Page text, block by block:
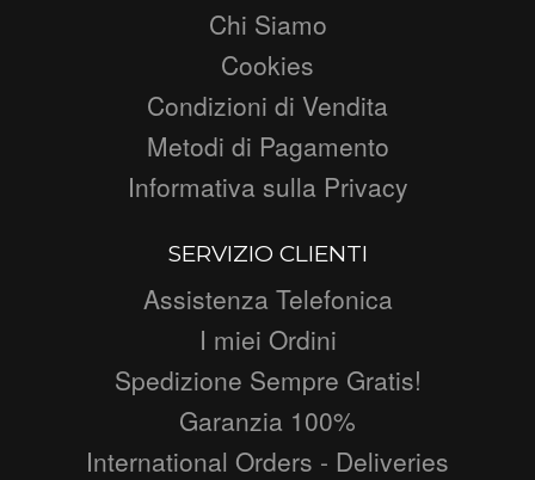
Chi Siamo
Cookies
Condizioni di Vendita
Metodi di Pagamento
Informativa sulla Privacy
SERVIZIO CLIENTI
Assistenza Telefonica
I miei Ordini
Spedizione Sempre Gratis!
Garanzia 100%
International Orders - Deliveries